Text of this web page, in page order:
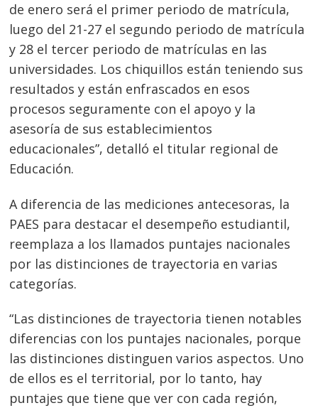
de enero será el primer periodo de matrícula,
luego del 21-27 el segundo periodo de matrícula
y 28 el tercer periodo de matrículas en las
universidades. Los chiquillos están teniendo sus
resultados y están enfrascados en esos
procesos seguramente con el apoyo y la
asesoría de sus establecimientos
educacionales”, detalló el titular regional de
Educación.
A diferencia de las mediciones antecesoras, la
PAES para destacar el desempeño estudiantil,
reemplaza a los llamados puntajes nacionales
por las distinciones de trayectoria en varias
categorías.
“Las distinciones de trayectoria tienen notables
diferencias con los puntajes nacionales, porque
las distinciones distinguen varios aspectos. Uno
de ellos es el territorial, por lo tanto, hay
puntajes que tiene que ver con cada región,